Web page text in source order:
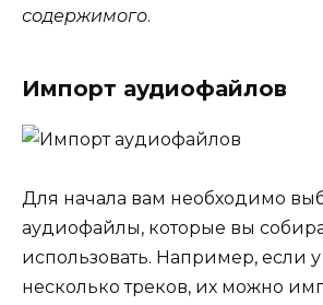
содержимого.
Импорт аудиофайлов
Для начала вам необходимо
аудиофайлы, которые вы
использовать. Например, если у
несколько треков, их можно